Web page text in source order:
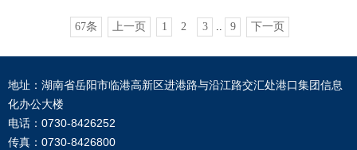
67条 上一页 1 2 3 .. 9 下一页
地址：湖南省岳阳市临港高新区进港路与沿江路交汇处港口集团信息
化办公大楼
电话：0730-8426252
传真：0730-8426800